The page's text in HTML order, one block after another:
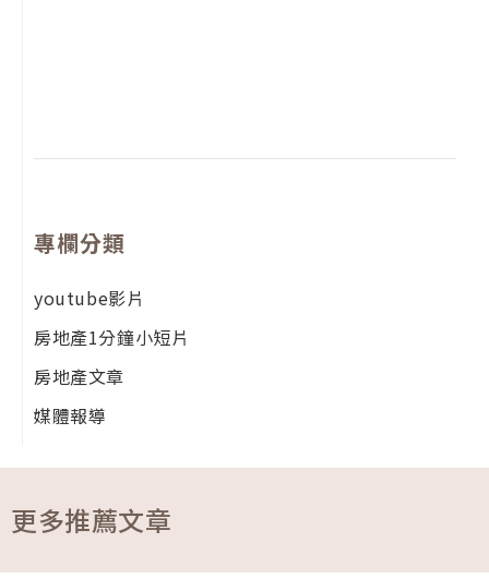
專欄分類
youtube影片
房地產1分鐘小短片
房地產文章
媒體報導
更多推薦文章